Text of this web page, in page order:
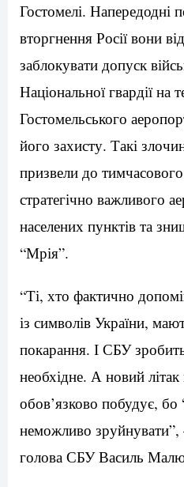
Гостомелі. Напередодні
вторгнення Росії вони
заблокувати допуск
Національної гвардії на
Гостомельського
його захисту. Такі
призвели до
стратегічно важливого
населених пунктів та
“Мрія”.
“Ті, хто фактично
із символів України,
покарання. І СБУ
необхідне. А новий
обов’язково побудує,
неможливо
голова СБУ Василь